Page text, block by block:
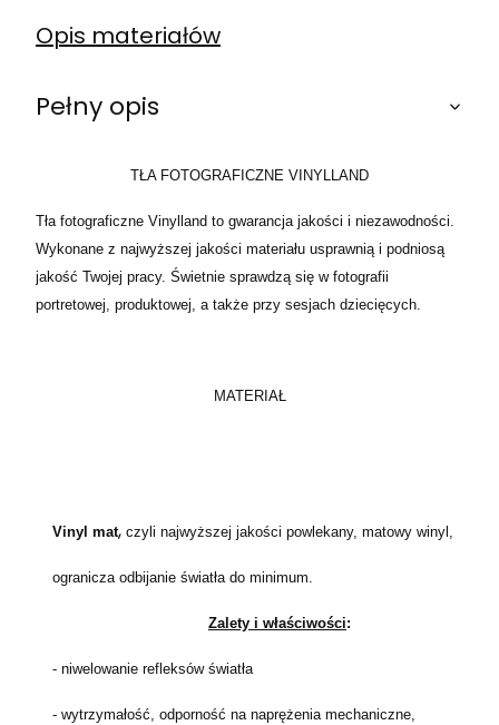
Opis materiałów
Pełny opis
TŁA FOTOGRAFICZNE VINYLLAND
Tła fotograficzne Vinylland to gwarancja jakości i niezawodności.
Wykonane z najwyższej jakości materiału usprawnią i podniosą
jakość Twojej pracy. Świetnie sprawdzą się w fotografii
portretowej, produktowej, a także przy sesjach dziecięcych.
MATERIAŁ
Vinyl mat, czyli najwyższej jakości powlekany, matowy winyl,
ogranicza odbijanie światła do minimum.
Zalety i właściwości:
- niwelowanie refleksów światła
- wytrzymałość, odporność na naprężenia mechaniczne,